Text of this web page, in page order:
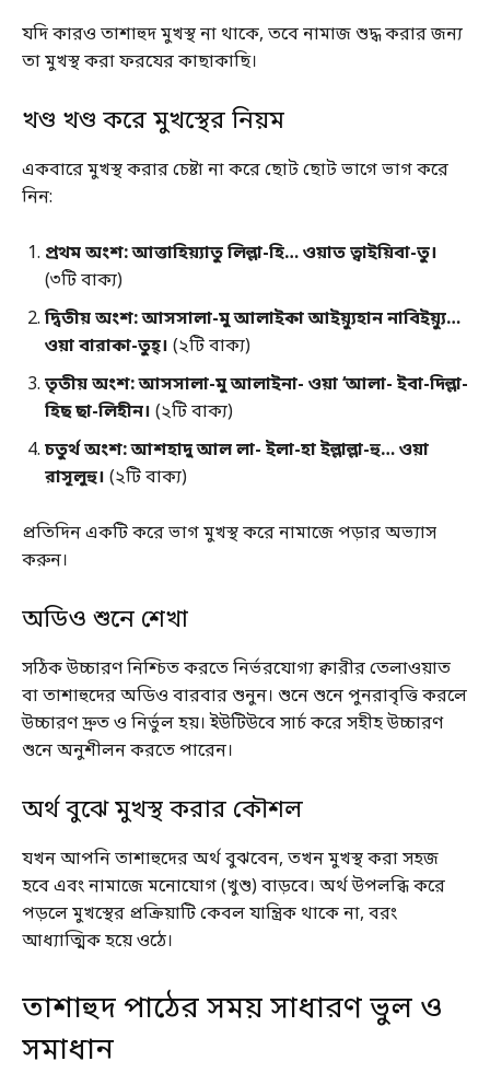
যদি কারও তাশাহুদ মুখস্থ না থাকে, তবে নামাজ শুদ্ধ করার জন্য
তা মুখস্থ করা ফরযের কাছাকাছি।
খণ্ড খণ্ড করে মুখস্থের নিয়ম
একবারে মুখস্থ করার চেষ্টা না করে ছোট ছোট ভাগে ভাগ করে
নিন:
প্রথম অংশ:আত্তাহিয়্যাতু লিল্লা-হি… ওয়াত ত্বাইয়িবা-তু।
(৩টি বাক্য)
দ্বিতীয় অংশ:আসসালা-মু আলাইকা আইয়্যুহান নাবিইয়্যু…
ওয়া বারাকা-তুহ্। (২টি বাক্য)
তৃতীয় অংশ:আসসালা-মু আলাইনা- ওয়া ‘আলা- ইবা-দিল্লা-
হিছ ছা-লিহীন। (২টি বাক্য)
চতুর্থ অংশ:আশহাদু আল লা- ইলা-হা ইল্লাল্লা-হু… ওয়া
রাসূলুহু। (২টি বাক্য)
প্রতিদিন একটি করে ভাগ মুখস্থ করে নামাজে পড়ার অভ্যাস
করুন।
অডিও শুনে শেখা
সঠিক উচ্চারণ নিশ্চিত করতে নির্ভরযোগ্য ক্বারীর তেলাওয়াত
বা তাশাহুদের অডিও বারবার শুনুন। শুনে শুনে পুনরাবৃত্তি করলে
উচ্চারণ দ্রুত ও নির্ভুল হয়। ইউটিউবে সার্চ করে সহীহ উচ্চারণ
শুনে অনুশীলন করতে পারেন।
অর্থ বুঝে মুখস্থ করার কৌশল
যখন আপনি তাশাহুদের অর্থ বুঝবেন, তখন মুখস্থ করা সহজ
হবে এবং নামাজে মনোযোগ (খুশু) বাড়বে। অর্থ উপলব্ধি করে
পড়লে মুখস্থের প্রক্রিয়াটি কেবল যান্ত্রিক থাকে না, বরং
আধ্যাত্মিক হয়ে ওঠে।
তাশাহুদ পাঠের সময় সাধারণ ভুল ও
সমাধান